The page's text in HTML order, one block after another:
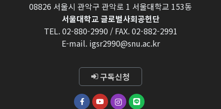
08826 서울시 관악구 관악로 1 서울대학교 153동
서울대학교 글로벌사회공헌단
TEL. 02-880-2990 / FAX. 02-882-2991
E-mail. igsr2990@snu.ac.kr
구독신청